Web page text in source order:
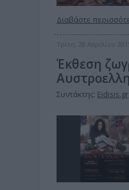
Διαβάστε
Τρίτη, 28 Απριλίου
Έκθεση
Συντάκτης: Eidisis.gr